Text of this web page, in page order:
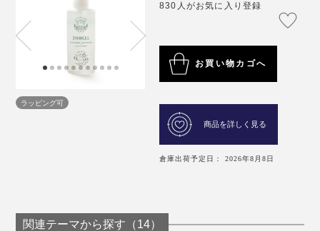
ラッピング可
830人がお気に入り登録
お買い物カゴへ
商品を詳しく見る
倉庫出荷予定日： 2026年8月8日
関連テーマから探す（14）